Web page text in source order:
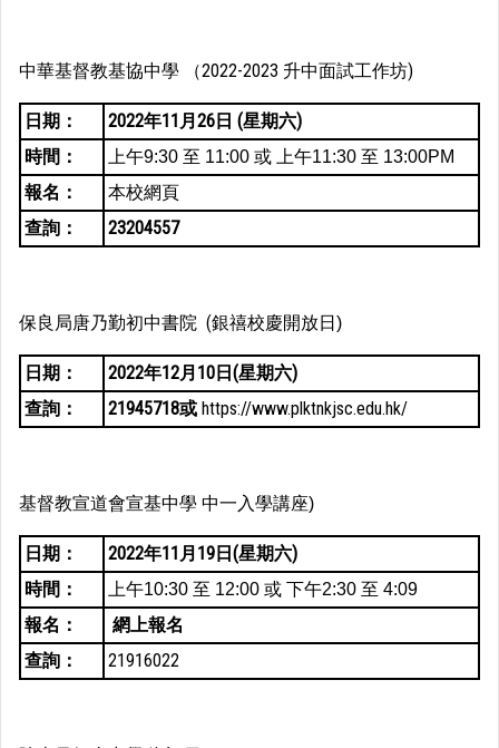
中華基督教基協中學 （2022-2023 升中面試工作坊)
日期：
2022年11月26日 (星期六)
時間：
上午9:30 至 11:00 或 上午11:30 至 13:00PM
報名：
本校網頁
查詢：
23204557
保良局唐乃勤初中書院 (銀禧校慶開放日)
日期：
2022年12月10日(星期六)
查詢：
21945718或 https://www.plktnkjsc.edu.hk/
基督教宣道會宣基中學 中一入學講座)
日期：
2022年11月19日(星期六)
時間：
上午10:30 至 12:00 或 下午2:30 至 4:09
報名：
網上報名
查詢：
21916022